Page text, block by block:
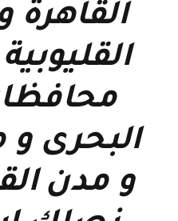
القاهرة
البحرى
و مدن